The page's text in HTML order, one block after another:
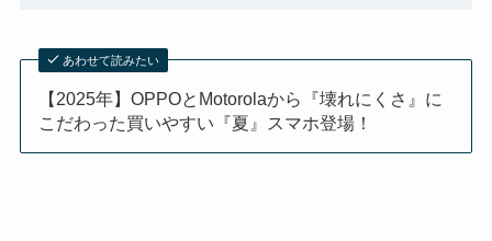
あわせて読みたい
【2025年】OPPOとMotorolaから『壊れにくさ』に
こだわった買いやすい『夏』スマホ登場！